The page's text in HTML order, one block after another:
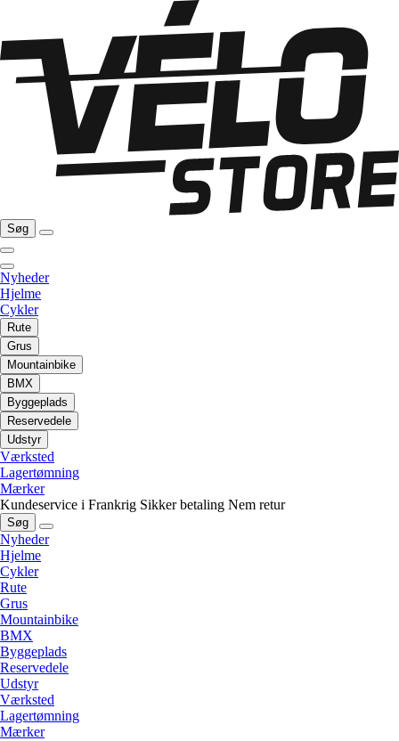
Søg
Nyheder
Hjelme
Cykler
Rute
Grus
Mountainbike
BMX
Byggeplads
Reservedele
Udstyr
Værksted
Lagertømning
Mærker
Kundeservice i Frankrig Sikker betaling Nem retur
Søg
Nyheder
Hjelme
Cykler
Rute
Grus
Mountainbike
BMX
Byggeplads
Reservedele
Udstyr
Værksted
Lagertømning
Mærker